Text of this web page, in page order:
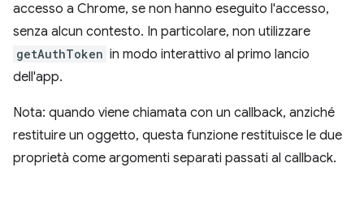
accesso a Chrome, se non hanno eseguito l'accesso,
senza alcun contesto. In particolare, non utilizzare
getAuthToken in modo interattivo al primo lancio
dell'app.
Nota: quando viene chiamata con un callback, anziché
restituire un oggetto, questa funzione restituisce le due
proprietà come argomenti separati passati al callback.